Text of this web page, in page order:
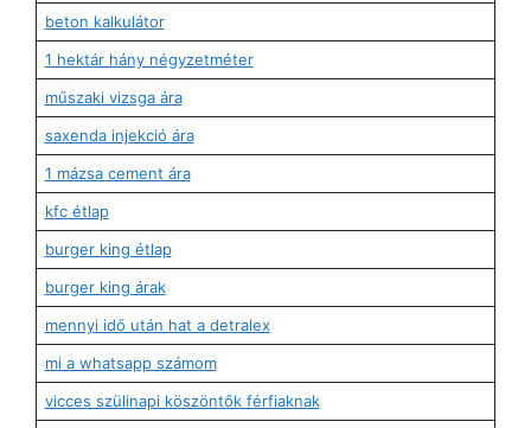
beton kalkulátor
1 hektár hány négyzetméter
műszaki vizsga ára
saxenda injekció ára
1 mázsa cement ára
kfc étlap
burger king étlap
burger king árak
mennyi idő után hat a detralex
mi a whatsapp számom
vicces szülinapi köszöntők férfiaknak